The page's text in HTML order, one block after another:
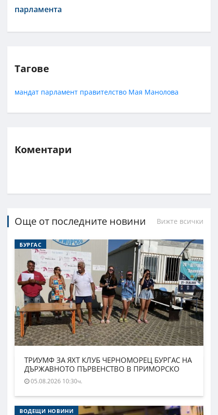
парламента
Тагове
мандат парламент правителство Мая Манолова
Коментари
Още от последните новини Вижте всички
БУРГАС
ТРИУМФ ЗА ЯХТ КЛУБ ЧЕРНОМОРЕЦ БУРГАС НА
ДЪРЖАВНОТО ПЪРВЕНСТВО В ПРИМОРСКО
05.08.2026 10:30ч.
ВОДЕЩИ НОВИНИ